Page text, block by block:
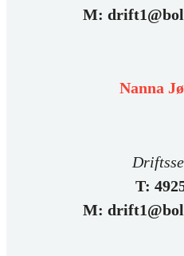
M:
Nanna
T:
M: